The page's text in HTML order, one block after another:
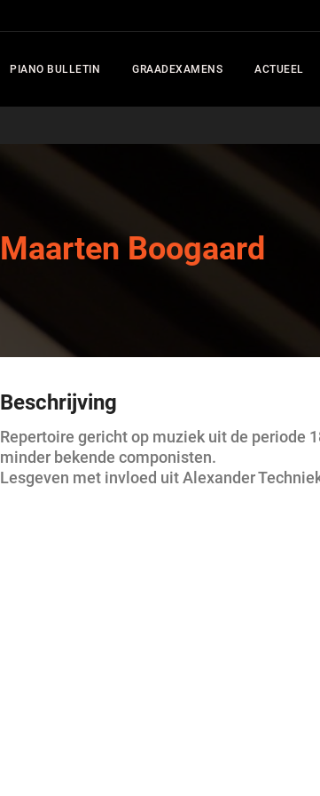
PIANO BULLETIN GRAADEXAMENS ACTUEEL
Maarten Boogaard
Beschrijving
Repertoire gericht op muziek uit de periode
minder bekende componisten.
Lesgeven met invloed uit Alexander